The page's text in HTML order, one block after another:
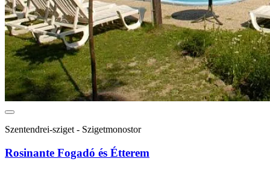
Szentendrei-sziget - Szigetmonostor
Rosinante Fogadó és Étterem